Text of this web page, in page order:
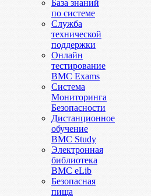
База знаний
по системе
Служба
технической
поддержки
Онлайн
тестирование
BMC Exams
Система
Мониторинга
Безопасности
Дистанционное
обучение
BMC Study
Электронная
библиотека
BMC eLib
Безопасная
пища